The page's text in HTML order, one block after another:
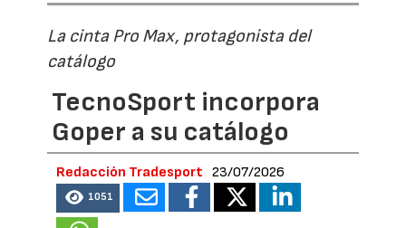
La cinta Pro Max, protagonista del
catálogo
TecnoSport incorpora
Goper a su catálogo
Redacción Tradesport 23/07/2026
1051